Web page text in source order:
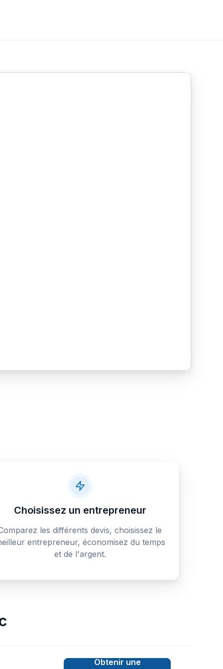
Choisissez un entrepreneur
les différents devis, choisissez le
entrepreneur, économisez du temps
et de l'argent.
Obtenir une